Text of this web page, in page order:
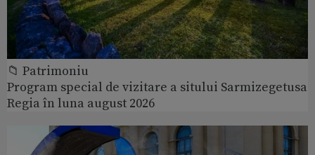
📁 Patrimoniu
Program special de vizitare a sitului Sarmizegetusa
Regia în luna august 2026